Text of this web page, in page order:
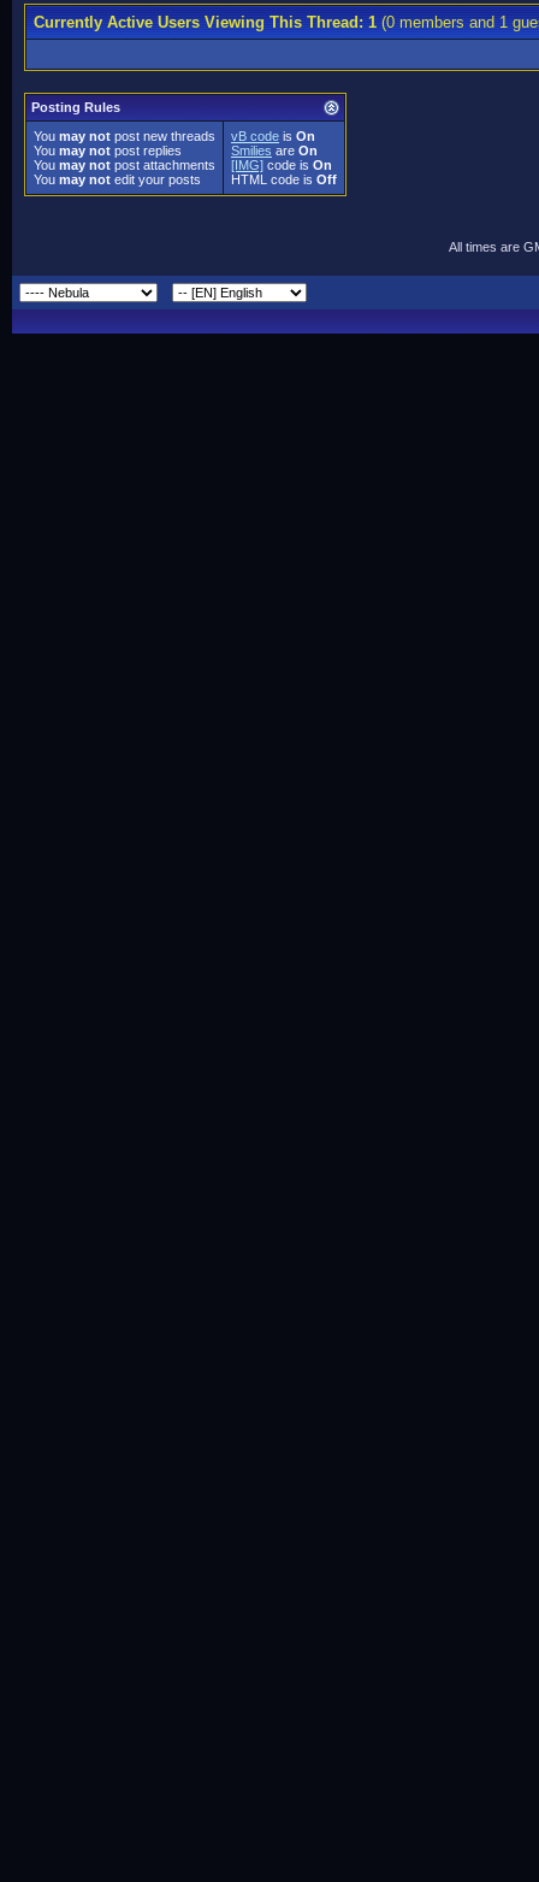
Currently Active Users Viewing This Thread: 1(0 members and 1
Posting Rules
You may not post new threads
You may not post replies
You may not post attachments
You may not edit your posts
vB code is On
Smilies are On
[IMG] code is On
HTML code is Off
All times are